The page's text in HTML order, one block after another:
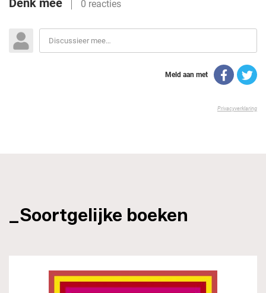
_Soortgelijke boeken